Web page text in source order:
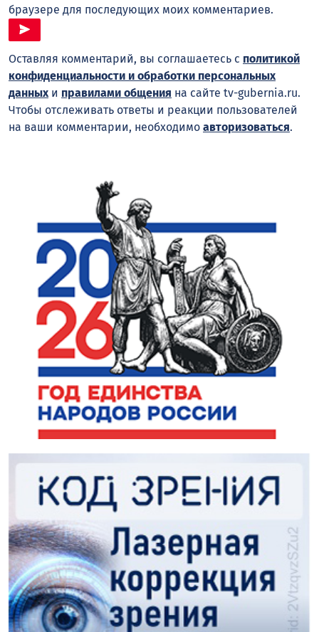
браузере для последующих моих комментариев.
Оставляя комментарий, вы соглашаетесь с политикой
конфиденциальности и обработки персональных
данных и правилами общения на сайте tv-gubernia.ru.
Чтобы отслеживать ответы и реакции пользователей
на ваши комментарии, необходимо авторизоваться.